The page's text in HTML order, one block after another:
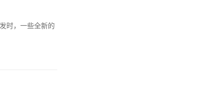
时，一些全新的